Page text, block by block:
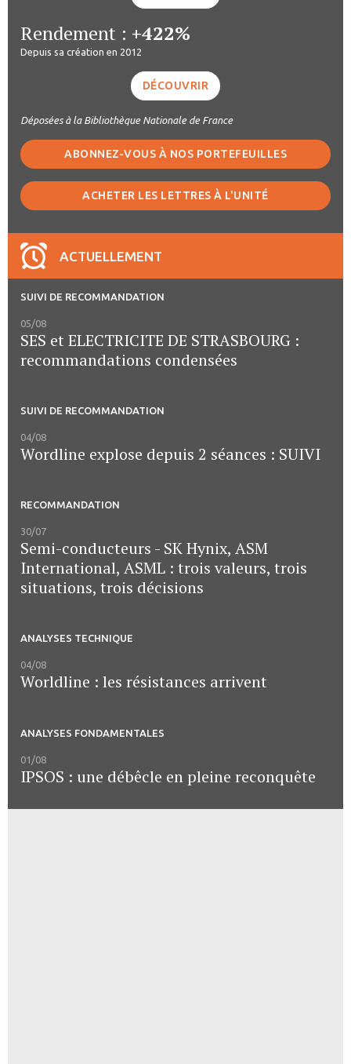
Rendement : +422%
Depuis sa création en 2012
DÉCOUVRIR
Déposées à la Bibliothèque Nationale de France
ABONNEZ-VOUS À NOS PORTEFEUILLES
ACHETER LES LETTRES À L'UNITÉ
ACTUELLEMENT
SUIVI DE RECOMMANDATION
05/08
SES et ELECTRICITE DE STRASBOURG :
recommandations condensées
SUIVI DE RECOMMANDATION
04/08
Wordline explose depuis 2 séances : SUIVI
RECOMMANDATION
30/07
Semi-conducteurs - SK Hynix, ASM
International, ASML : trois valeurs, trois
situations, trois décisions
ANALYSES TECHNIQUE
04/08
Worldline : les résistances arrivent
ANALYSES FONDAMENTALES
01/08
IPSOS : une débêcle en pleine reconquête